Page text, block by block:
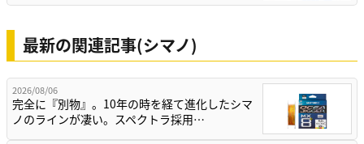
最新の関連記事(シマノ)
2026/08/06
完全に『別物』。10年の時を経て進化したシマ
ノのラインが凄い。スペクトラ採用…